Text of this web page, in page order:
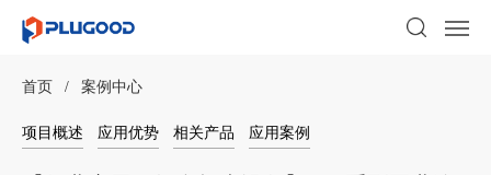
首页 / 案例中心
项目概述 应用优势 相关产品 应用案例